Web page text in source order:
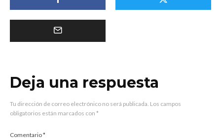
Deja una respuesta
Tu dirección de correo electrónico no será publicada. Los campos
obligatorios están marcados con *
Comentario*